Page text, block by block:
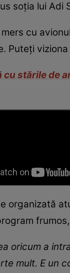
soția lui Adi
cu
Puteți
cu stările de
organizată
oricum a
mult. E un